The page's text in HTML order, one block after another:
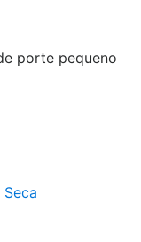
porte pequeno
Seca